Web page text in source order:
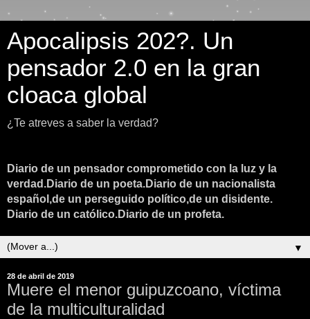
Apocalipsis 202?. Un
pensador 2.0 en la gran
cloaca global
¿Te atreves a saber la verdad?
Diario de un pensador comprometido con la luz y la
verdad.Diario de un poeta.Diario de un nacionalista
español,de un perseguido político,de un disidente.
Diario de un católico.Diario de un profeta.
▼
28 de abril de 2019
Muere el menor guipuzcoano, víctima
de la multiculturalidad